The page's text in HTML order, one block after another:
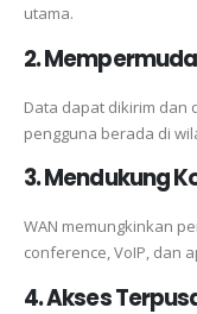
utama.
2.
Data dapat dikirim dan
pengguna berada di
3. Mendukung
WAN memungkinkan
conference, VoIP, dan
4. Akses